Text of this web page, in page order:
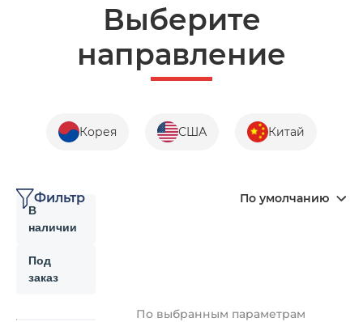
Выберите
направление
Корея США Китай
Фильтр По умолчанию
В
наличии
Под
заказ
По выбранным параметрам